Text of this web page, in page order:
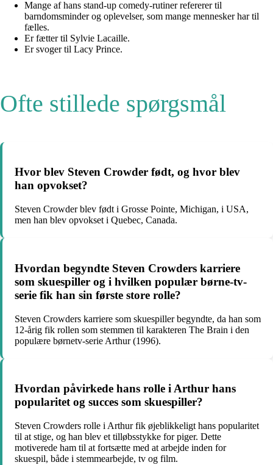
Mange af hans stand-up comedy-rutiner refererer til
barndomsminder og oplevelser, som mange mennesker har til
fælles.
Er fætter til Sylvie Lacaille.
Er svoger til Lacy Prince.
Ofte stillede spørgsmål
Hvor blev Steven Crowder født, og hvor blev
han opvokset?
Steven Crowder blev født i Grosse Pointe, Michigan, i USA,
men han blev opvokset i Quebec, Canada.
Hvordan begyndte Steven Crowders karriere
som skuespiller og i hvilken populær børne-tv-
serie fik han sin første store rolle?
Steven Crowders karriere som skuespiller begyndte, da han som
12-årig fik rollen som stemmen til karakteren The Brain i den
populære børnetv-serie Arthur (1996).
Hvordan påvirkede hans rolle i Arthur hans
popularitet og succes som skuespiller?
Steven Crowders rolle i Arthur fik øjeblikkeligt hans popularitet
til at stige, og han blev et tilløbsstykke for piger. Dette
motiverede ham til at fortsætte med at arbejde inden for
skuespil, både i stemmearbejde, tv og film.